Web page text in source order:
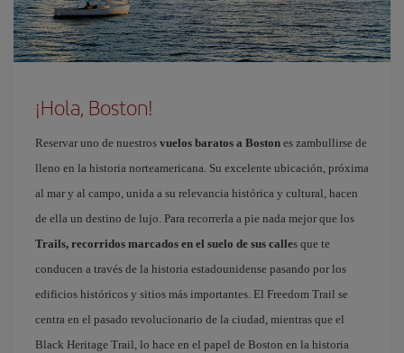
¡Hola, Boston!
Reservar uno de nuestros vuelos baratos a Boston es zambullirse de
lleno en la historia norteamericana. Su excelente ubicación, próxima
al mar y al campo, unida a su relevancia histórica y cultural, hacen
de ella un destino de lujo. Para recorrerla a pie nada mejor que los
Trails, recorridos marcados en el suelo de sus calles que te
conducen a través de la historia estadounidense pasando por los
edificios históricos y sitios más importantes. El Freedom Trail se
centra en el pasado revolucionario de la ciudad, mientras que el
Black Heritage Trail, lo hace en el papel de Boston en la historia